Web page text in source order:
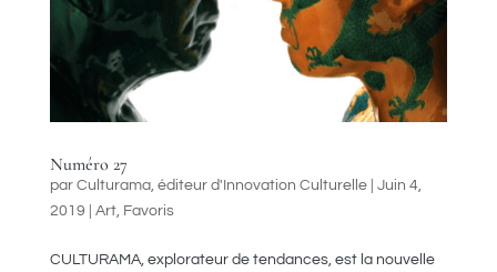
Numéro 27
par Culturama, éditeur d'Innovation Culturelle| Juin 4,
2019
Art, Favoris
CULTURAMA, explorateur de tendances, est la nouvelle